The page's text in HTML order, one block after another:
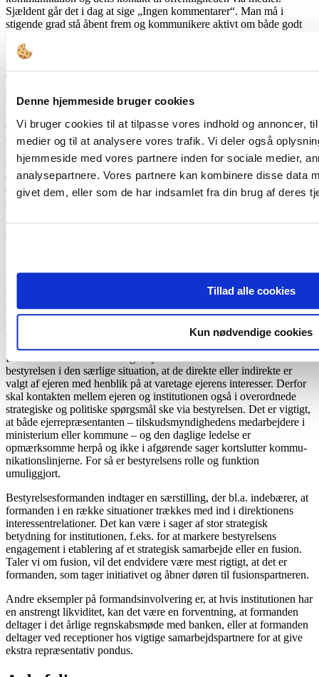
Denne hjemmeside bruger cookies
Vi bruger cookies til at tilpasse vores indhold og annoncer,
medier og til at analysere vores trafik. Vi deler også
hjemmeside med vores partnere inden for sociale medier,
analysepartnere. Vores partnere kan kombinere disse data
givet dem, eller som de har indsamlet fra din brug af deres
Tillad alle cookies
Kun nødvendige cookies
Sjældent går det i dag at sige „Ingen kom­mentarer“. Man må i
stigende grad stå åbent frem og kommunikere aktivt om både godt
og skidt, men mange bestyrelser har ikke gjort sig klart, hvor
kompliceret kommuni­kation kan være eksternt og internt. Det er
ikke sikkert, at det er bestyrelsen, der skal kommunikere – det er det
oftest ikke – men det er bestyrelsens ansvar, at der er en politik for
Det er også en god idé at få nedfældet i for­retningsordenen, hvornår
det er formanden henholdsvis direktøren, der kommunikerer
eksternt. I enkelte tilfælde kan formanden uddelegere
kommunikationsopgaven til en anden i bestyrelsen, hvis
vedkommende på bestyrelsens vegne har arbejdet med en særlig
opgave eller har dybere indsigt i det pågældende område. Ellers er
det ikke god kutyme, at andre end bestyrelsesformanden udtaler sig
til den brede offentlighed.
Det er en del af direktionens opgave at pleje og udvikle
virksomhedens samspil med de mange interessenter. Bestyrelsen kan
bidrage efter aftale, hvor relevant, ligesom bestyrel­sesmedlemmer
skal være opmærksomme på, hvordan de kan bidrage som
ambassadører for virksomheden eller institutionen.
Blandt interessenterne indtager ejerne en særstatus. Her er
bestyrelsen i den særlige situation, at de direkte eller indirekte er
valgt af ejeren med henblik på at varetage ejerens interesser. Derfor
skal kontakten mellem ejeren og institutionen også i overordnede
strategiske og politiske spørgsmål ske via bestyrelsen. Det er vigtigt,
at både ejerrepræ­sentanten – tilskudsmyndighedens medar­bejdere i
ministerium eller kommune – og den daglige ledelse er
opmærksomme herpå og ikke i afgørende sager kortslutter kommu­
nikationslinjerne. For så er bestyrelsens rolle og funktion
umuliggjort.
Bestyrelsesformanden indtager en særstil­ling, der bl.a. indebærer, at
formanden i en række situationer trækkes med ind i direktionens
interessentrelationer. Det kan være i sager af stor strategisk
betydning for institutionen, f.eks. for at markere bestyrel­sens
engagement i etablering af et strategisk samarbejde eller en fusion.
Taler vi om fusion, vil det endvidere være mest rigtigt, at det er
formanden, som tager initiativet og åbner døren til fusionspartneren.
Andre eksempler på formandsinvolvering er, at hvis institutionen har
en anstrengt likvidi­tet, kan det være en forventning, at forman­den
deltager i det årlige regnskabsmøde med banken, eller at formanden
deltager ved receptioner hos vigtige samarbejdspartnere for at give
ekstra repræsentativ pondus.